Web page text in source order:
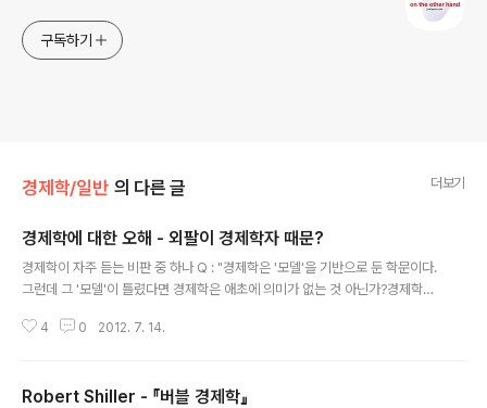
구독하기
경제학/일반 의 다른 글 더보기
경제학에 대한 오해 - 외팔이 경제학자 때문?
경제학이 자주 듣는 비판 중 하나 Q : "경제학은 '모델'을 기반으로 둔 학문이다.
그런데 그 '모델'이 틀렸다면 경제학은 애초에 의미가 없는 것 아닌가?경제학은
다양한 변수가 영향"을 끼치고 있다. 그런데 어떻게 2차원적인 그래프로 현상을
것. 경제학에서는 어떤 변수를 분석할 때, 그 변수에 영향을 미치는 변수들이 여
4 0 2012. 7. 14.
Robert Shiller - 『버블 경제학』